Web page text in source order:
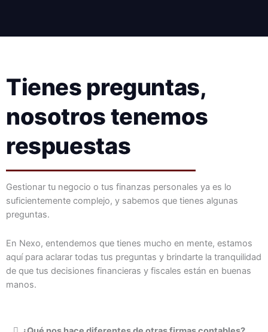
Tienes preguntas,
nosotros tenemos
respuestas
Gestionar tu negocio o tus finanzas personales ya es lo
suficientemente complejo, y sabemos que tienes algunas
preguntas.
En Nexo, entendemos que tienes mucho en mente, estamos
aquí para aclarar todas tus preguntas y brindarte la tranquilidad
de que tus decisiones financieras y fiscales están en buenas
manos.